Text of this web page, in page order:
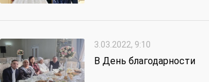
3.03.2022, 9:10
В День благодарности